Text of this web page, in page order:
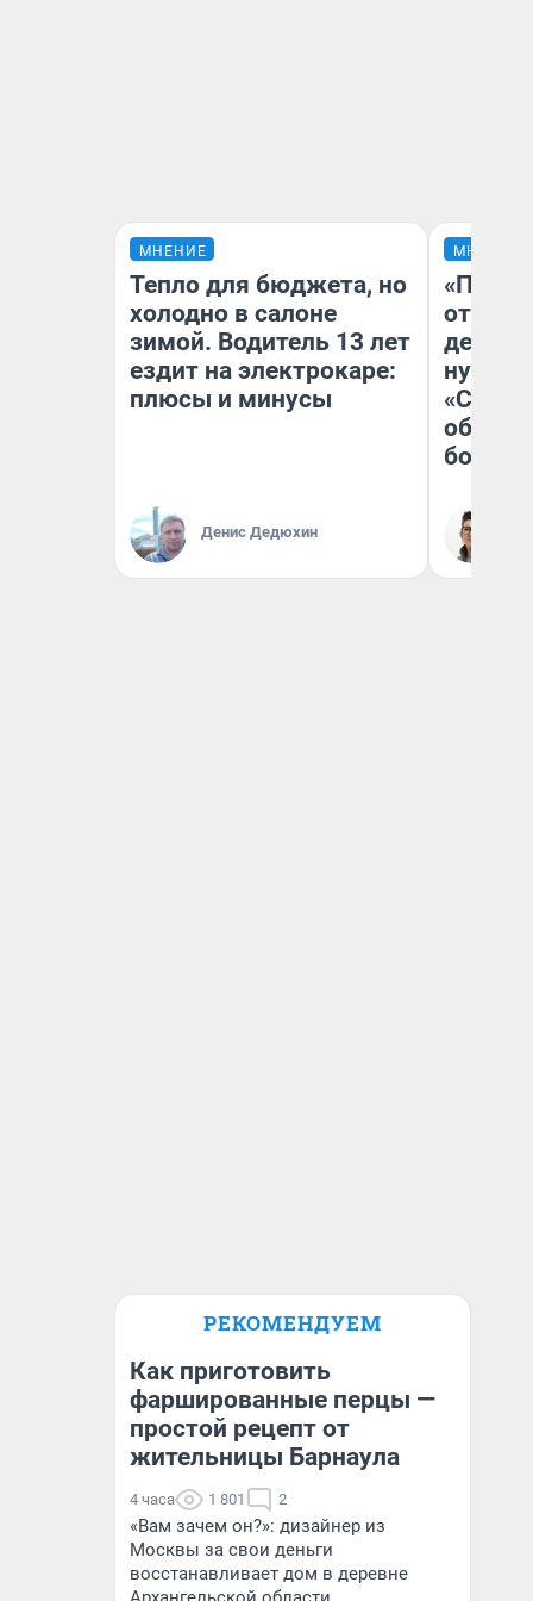
МНЕНИЕ
Тепло для бюджета, но
холодно в салоне
зимой. Водитель 13 лет
ездит на электрокаре:
плюсы и минусы
Денис Дедюхин
МНЕНИЕ
«После
нужно
РЕКОМЕНДУЕМ
Как приготовить
фаршированные перцы —
простой рецепт от
жительницы Барнаула
4 часа 1 801 2
«Вам зачем он?»: дизайнер из
Москвы за свои деньги
восстанавливает дом в деревне